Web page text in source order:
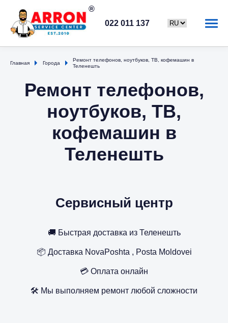
022 011 137
Главная Города
Ремонт телефонов, ноутбуков, ТВ, кофемашин в
Теленешть
Ремонт телефонов,
ноутбуков, ТВ,
кофемашин в
Теленешть
Сервисный центр
🚚 Быстрая доставка из Теленешть
📦 Доставка NovaPoshta , Posta Moldovei
💳 Оплата онлайн
🛠️ Мы выполняем ремонт любой сложности